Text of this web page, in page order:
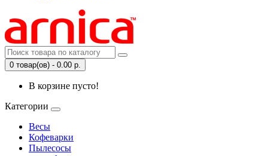
0 товар(ов) - 0.00 р.
В корзине пусто!
Категории
Весы
Кофеварки
Пылесосы